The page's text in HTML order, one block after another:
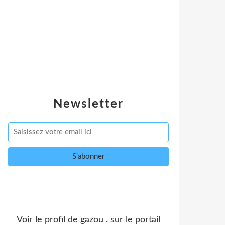
Newsletter
Voir le profil de gazou . sur le portail